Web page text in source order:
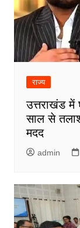
राज्य
उत्तराखंड
साल से
मदद
admin